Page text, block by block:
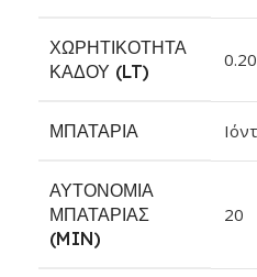
ΧΩΡΗΤΙΚΌΤΗΤΑ
ΚΆΔΟΥ (LT)
ΜΠΑΤΑΡΊΑ
ΑΥΤΟΝΟΜΊΑ
ΜΠΑΤΑΡΊΑΣ
(MIN)
20